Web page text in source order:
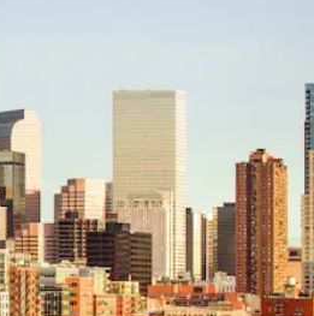
и надолу или навигирайте с